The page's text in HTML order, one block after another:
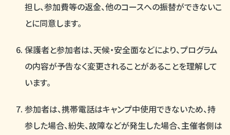
担し、参加費等の返金、他のコースへの振替ができないこ
とに同意します。
保護者と参加者は、天候・安全面などにより、プログラム
の内容が予告なく変更されることがあることを理解して
います。
参加者は、携帯電話はキャンプ中使用できないため、持
参した場合、紛失、故障などが発生した場合、主催者側は